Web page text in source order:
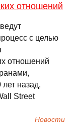
отношений
с целью
отношений
назад,
Street
Новости